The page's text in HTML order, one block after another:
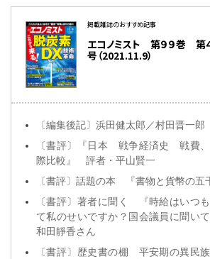
掲載雑誌のおすすめ記事
エコノミスト 第９９巻 第
号（2021.11.9）
〔編集後記〕浜田健太郎／村田晋一郎
〔書評〕『日本 戦争経済史 戦費、
際比較』 評者・平山賢一
〔書評〕話題の本 『書物と貨幣の五
〔書評〕著者に聞く 『時給はいつ
て私のせいですか？国会議員に聞
和田靜香さん
〔書評〕歴史書の棚 平安期の異民